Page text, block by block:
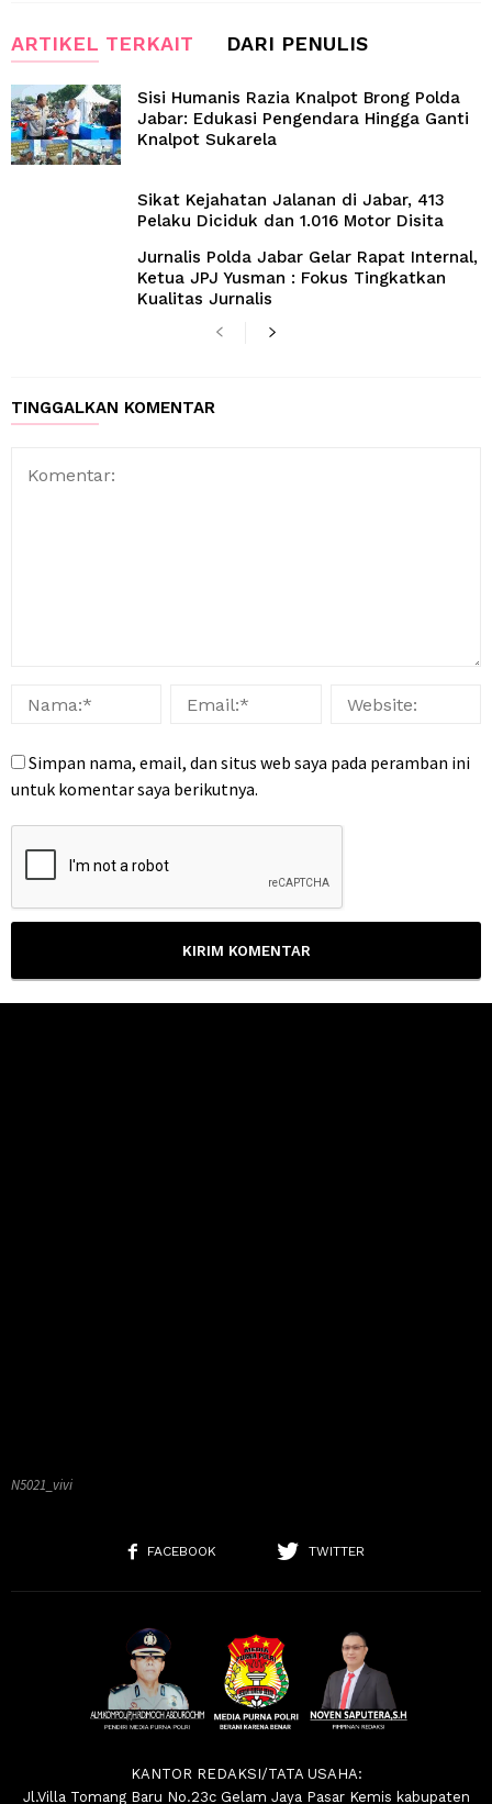
ARTIKEL TERKAIT DARI PENULIS
Sisi Humanis Razia Knalpot Brong Polda
Jabar: Edukasi Pengendara Hingga Ganti
Knalpot Sukarela
Sikat Kejahatan Jalanan di Jabar, 413
Pelaku Diciduk dan 1.016 Motor Disita
Jurnalis Polda Jabar Gelar Rapat Internal,
Ketua JPJ Yusman : Fokus Tingkatkan
Kualitas Jurnalis
TINGGALKAN KOMENTAR
Simpan nama, email, dan situs web saya pada peramban ini
untuk komentar saya berikutnya.
N5021_vivi
FACEBOOK TWITTER
KANTOR REDAKSI/TATA USAHA:
Jl.Villa Tomang Baru No.23c Gelam Jaya Pasar Kemis kabupaten